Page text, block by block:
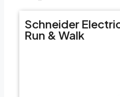
Schneider
Run & Walk